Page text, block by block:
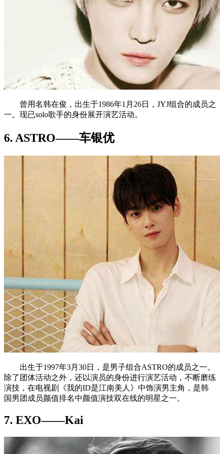
曾用名韩在俊，出生于1986年1月26日，JYJ组合的成员之
一。现已solo歌手的身份展开演艺活动。
6. ASTRO——车银优
出生于1997年3月30日，是男子组合ASTRO的成员之一。
除了团体活动之外，还以演员的身份进行演艺活动，不断磨练
演技，在电视剧《我的ID是江南美人》中饰演男主角，是韩
国男团成员颜值排名中颜值演技双在线的明星之一。
7. EXO——Kai